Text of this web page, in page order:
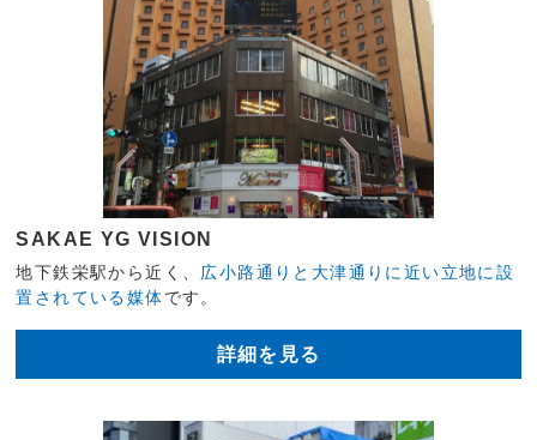
SAKAE YG VISION
地下鉄栄駅から近く、 広小路通りと大津通りに近い立地に設
置されている媒体です。
詳細を見る